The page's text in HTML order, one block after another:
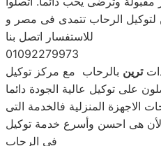
لتوكيل الرحاب تتمدى فى مصر و
للاستفسار اتصل بنا
01092279973
ترين بالرحاب مع مركز توكيل
على توكيل عالية الجودة دائما
المنزلية فالخدمة التى
هى احسن وأسرع خدمة توكيل
فى الرحاب